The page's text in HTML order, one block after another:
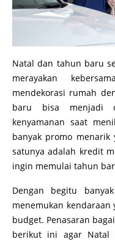
Natal dan tahun baru
merayakan
mendekorasi rumah
baru bisa menjadi
kenyamanan saat
banyak promo menarik
satunya adalah kredit
ingin memulai tahun
Dengan begitu
menemukan kendaraan
budget. Penasaran
berikut ini agar